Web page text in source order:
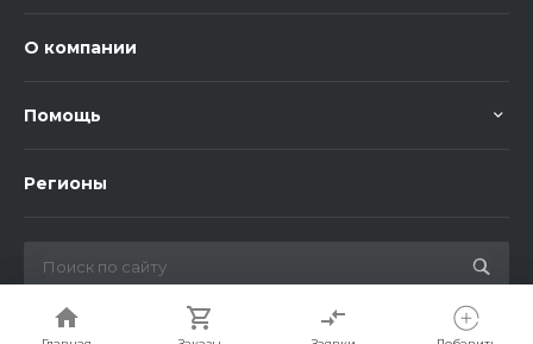
О компании
Помощь
Регионы
© 2026 Bigorent, Все права защищены